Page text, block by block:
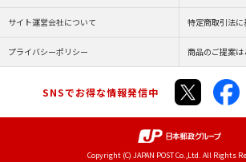
サイト運営会社について 特定商取引法
プライバシーポリシー 商品のご提案は
SNSでお得な情報発信中
Copyright (C) JAPAN POST Co.,Ltd. All Rights